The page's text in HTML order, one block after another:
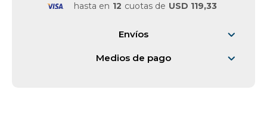
hasta en 12 cuotas de USD 119,33
Envíos
Medios de pago